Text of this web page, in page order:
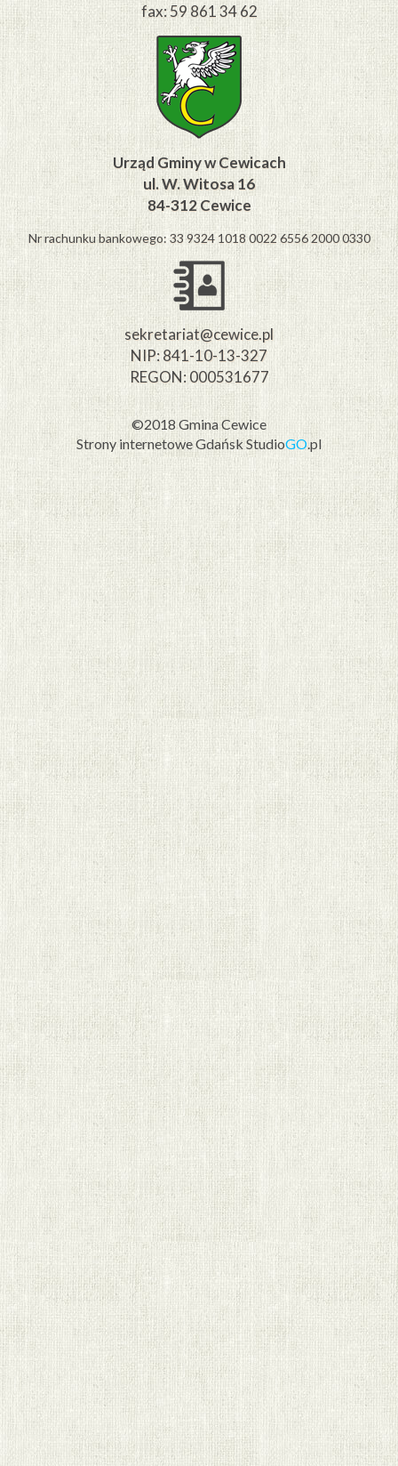
fax: 59 861 34 62
Urząd Gminy w Cewicach
ul. W. Witosa 16
84-312 Cewice
Nr rachunku bankowego: 33 9324 1018 0022 6556 2000 0330
sekretariat@cewice.pl
NIP: 841-10-13-327
REGON: 000531677
©2018 Gmina Cewice
Strony internetowe GdańskStudioGO.pl